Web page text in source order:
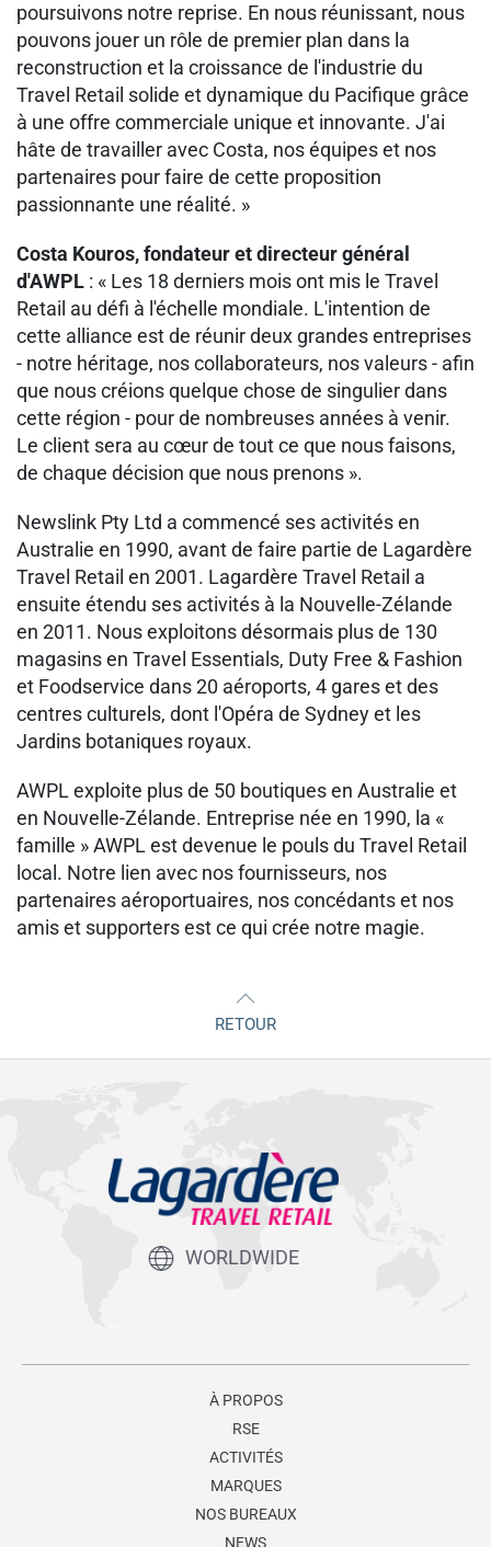
poursuivons notre reprise. En nous réunissant, nous
pouvons jouer un rôle de premier plan dans la
reconstruction et la croissance de l'industrie du
Travel Retail solide et dynamique du Pacifique grâce
à une offre commerciale unique et innovante. J'ai
hâte de travailler avec Costa, nos équipes et nos
partenaires pour faire de cette proposition
passionnante une réalité. »
Costa Kouros, fondateur et directeur général
d'AWPL : « Les 18 derniers mois ont mis le Travel
Retail au défi à l'échelle mondiale. L'intention de
cette alliance est de réunir deux grandes entreprises
- notre héritage, nos collaborateurs, nos valeurs - afin
que nous créions quelque chose de singulier dans
cette région - pour de nombreuses années à venir.
Le client sera au cœur de tout ce que nous faisons,
de chaque décision que nous prenons ».
Newslink Pty Ltd a commencé ses activités en
Australie en 1990, avant de faire partie de Lagardère
Travel Retail en 2001. Lagardère Travel Retail a
ensuite étendu ses activités à la Nouvelle-Zélande
en 2011. Nous exploitons désormais plus de 130
magasins en Travel Essentials, Duty Free & Fashion
et Foodservice dans 20 aéroports, 4 gares et des
centres culturels, dont l'Opéra de Sydney et les
Jardins botaniques royaux.
AWPL exploite plus de 50 boutiques en Australie et
en Nouvelle-Zélande. Entreprise née en 1990, la «
famille » AWPL est devenue le pouls du Travel Retail
local. Notre lien avec nos fournisseurs, nos
partenaires aéroportuaires, nos concédants et nos
amis et supporters est ce qui crée notre magie.
RETOUR
WORLDWIDE
À PROPOS
RSE
ACTIVITÉS
MARQUES
NOS BUREAUX
NEWS